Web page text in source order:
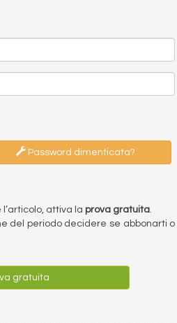
Password dimenticata?
attiva la prova gratuita.
del periodo decidere se abbonarti
gratuita